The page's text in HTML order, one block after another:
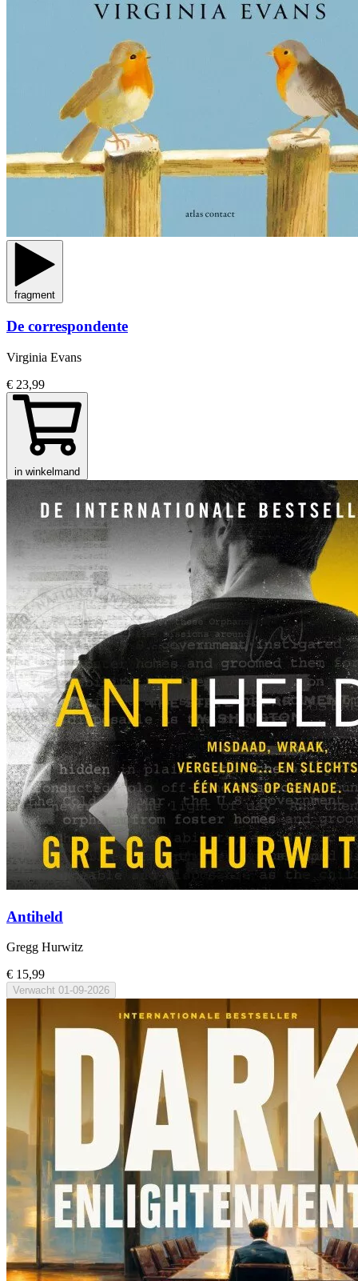
fragment
De correspondente
Virginia Evans
€ 23,99
in winkelmand
Antiheld
Gregg Hurwitz
€ 15,99
Verwacht 01-09-2026